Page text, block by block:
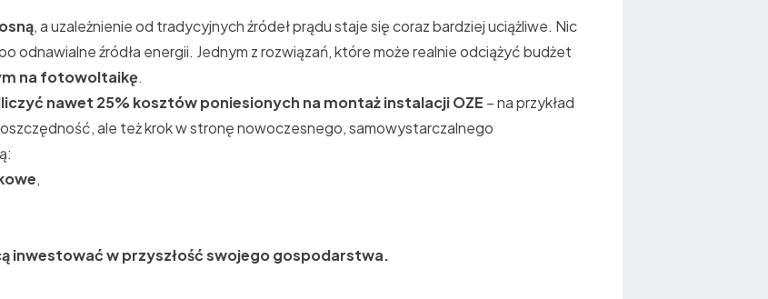
, a uzależnienie od tradycyjnych źródeł prądu staje się coraz bardziej uciążliwe. Nic
odnawialne źródła energii. Jednym z rozwiązań, które może realnie odciążyć budżet
na fotowoltaikę.
nawet 25% kosztów poniesionych na montaż instalacjiOZE – na przykład
ale też krok w stronę nowoczesnego, samowystarczalnego
,
inwestować w przyszłość swojego gospodarstwa.